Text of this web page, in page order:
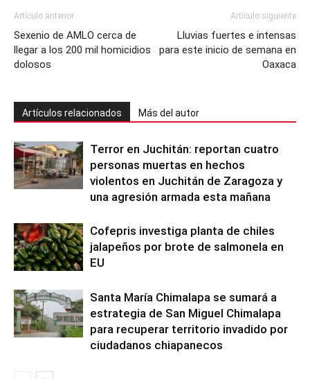
Artículo anterior
Sexenio de AMLO cerca de
llegar a los 200 mil homicidios
dolosos
Artículo siguiente
Lluvias fuertes e intensas
para este inicio de semana en
Oaxaca
Artículos relacionados Más del autor
Terror en Juchitán: reportan cuatro
personas muertas en hechos
violentos en Juchitán de Zaragoza y
una agresión armada esta mañana
Cofepris investiga planta de chiles
jalapeños por brote de salmonela en
EU
Santa María Chimalapa se sumará a
estrategia de San Miguel Chimalapa
para recuperar territorio invadido por
ciudadanos chiapanecos